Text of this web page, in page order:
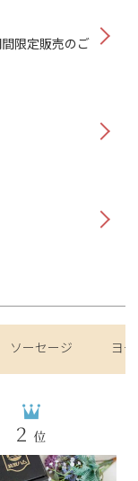
限定販売のご
ソーセージ ヨ